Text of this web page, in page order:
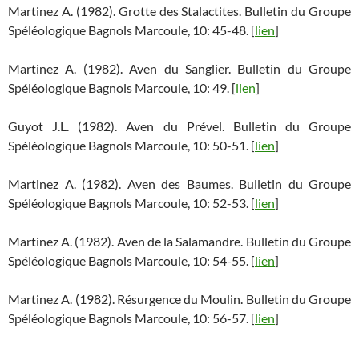
Martinez A. (1982). Grotte des Stalactites. Bulletin du Groupe
Spéléologique Bagnols Marcoule, 10: 45-48. [lien]
Martinez A. (1982). Aven du Sanglier. Bulletin du Groupe
Spéléologique Bagnols Marcoule, 10: 49. [lien]
Guyot J.L. (1982). Aven du Prével. Bulletin du Groupe
Spéléologique Bagnols Marcoule, 10: 50-51. [lien]
Martinez A. (1982). Aven des Baumes. Bulletin du Groupe
Spéléologique Bagnols Marcoule, 10: 52-53. [lien]
Martinez A. (1982). Aven de la Salamandre. Bulletin du Groupe
Spéléologique Bagnols Marcoule, 10: 54-55. [lien]
Martinez A. (1982). Résurgence du Moulin. Bulletin du Groupe
Spéléologique Bagnols Marcoule, 10: 56-57. [lien]